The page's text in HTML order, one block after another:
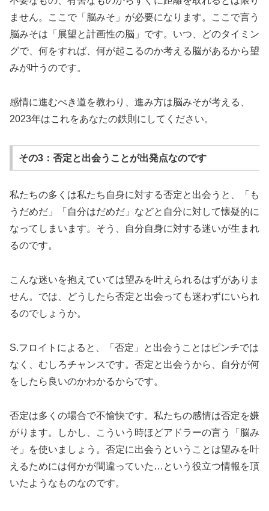
ません。ここで「脳みそ」が必要になります。ここで言う
脳みそは「展望と計画性の脳」です。いつ、どのタイミン
グで、何をすれば、何が起こるのか考える脳があるから望
みが叶うのです。
感情に進むべき道を教わり、進み方は脳みそが考える、
2023年はこれをあなたの鉄則にしてください。
その3：否定と出会うことが出発点なのです
私たちの多くは私たち自身に対する否定と出会うと、「も
うだめだ」「自分はだめだ」などと自分に対して懐疑的に
なってしまいます。そう、自分自身に対する迷いが生まれ
るのです。
こんな迷いを抱えていては望みを叶えられるはずがありま
せん。では、どうしたら否定と出会っても迷わずにいられ
るのでしょうか。
S.フロイトによると、「否定」と出会うことはピンチでは
なく、むしろチャンスです。否定と出会うから、自分が何
をしたら良いのかわかるからです。
否定は多くの場合で不愉快です。私たちの感情は否定を嫌
がります。しかし、こういう時ほどアドラーの言う「脳み
そ」を使いましょう。否定に出会うということは望みを叶
えるためには何かが間違っていた…という役立つ情報を頂
いたようなものなのです。